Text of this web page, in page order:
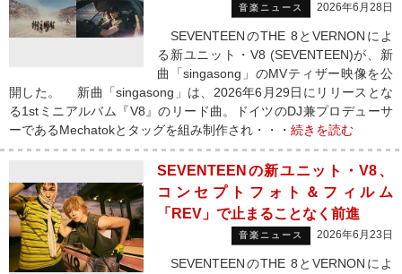
音楽ニュース 2026年6月28日
SEVENTEENのTHE 8とVERNONによ
る新ユニット・V8 (SEVENTEEN)が、新
曲「singasong」のMVティザー映像を公
開した。 新曲「singasong」は、2026年6月29日にリリースとな
る1stミニアルバム『V8』のリード曲。ドイツのDJ兼プロデューサ
ーであるMechatokとタッグを組み制作され・・・ 続きを読む
SEVENTEENの新ユニット・V8、
コンセプトフォト＆フィルム
「REV」で止まることなく前進
音楽ニュース 2026年6月23日
SEVENTEENのTHE 8とVERNONによ